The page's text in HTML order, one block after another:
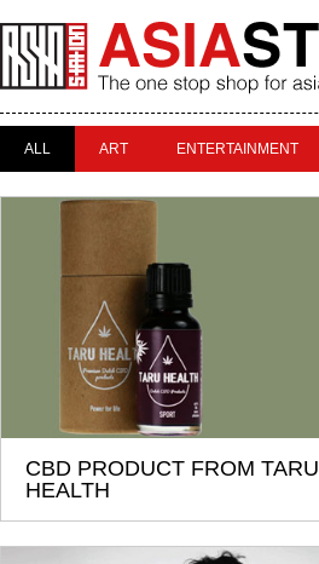
ALL ART ENTERTAINMENT
CBD PRODUCT FROM TARU
HEALTH